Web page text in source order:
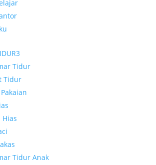
3
Tidur
Tidur
Hias
Tidur Anak